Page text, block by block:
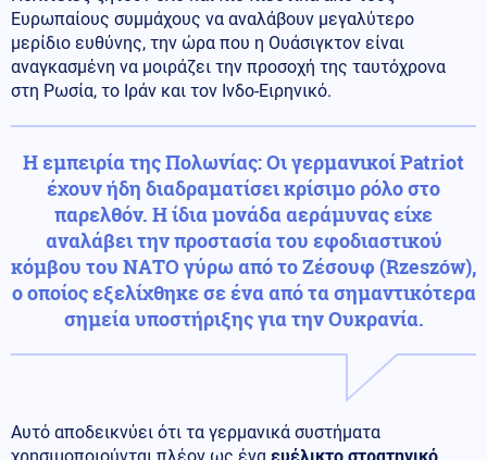
Ευρωπαίους συμμάχους να αναλάβουν μεγαλύτερο
μερίδιο ευθύνης, την ώρα που η Ουάσιγκτον είναι
αναγκασμένη να μοιράζει την προσοχή της ταυτόχρονα
στη Ρωσία, το Ιράν και τον Ινδο-Ειρηνικό.
Η εμπειρία της Πολωνίας:Οι γερμανικοί Patriot
έχουν ήδη διαδραματίσει κρίσιμο ρόλο στο
παρελθόν. Η ίδια μονάδα αεράμυνας είχε
αναλάβει την προστασία του εφοδιαστικού
κόμβου του ΝΑΤΟ γύρω από το Ζέσουφ (Rzeszów),
ο οποίος εξελίχθηκε σε ένα από τα σημαντικότερα
σημεία υποστήριξης για την Ουκρανία.
Αυτό αποδεικνύει ότι τα γερμανικά συστήματα